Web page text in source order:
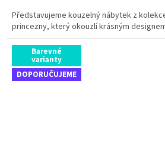
Představujeme kouzelný nábytek z
princezny, který okouzlí krásným
Barevné
varianty
DOPORUČUJEME